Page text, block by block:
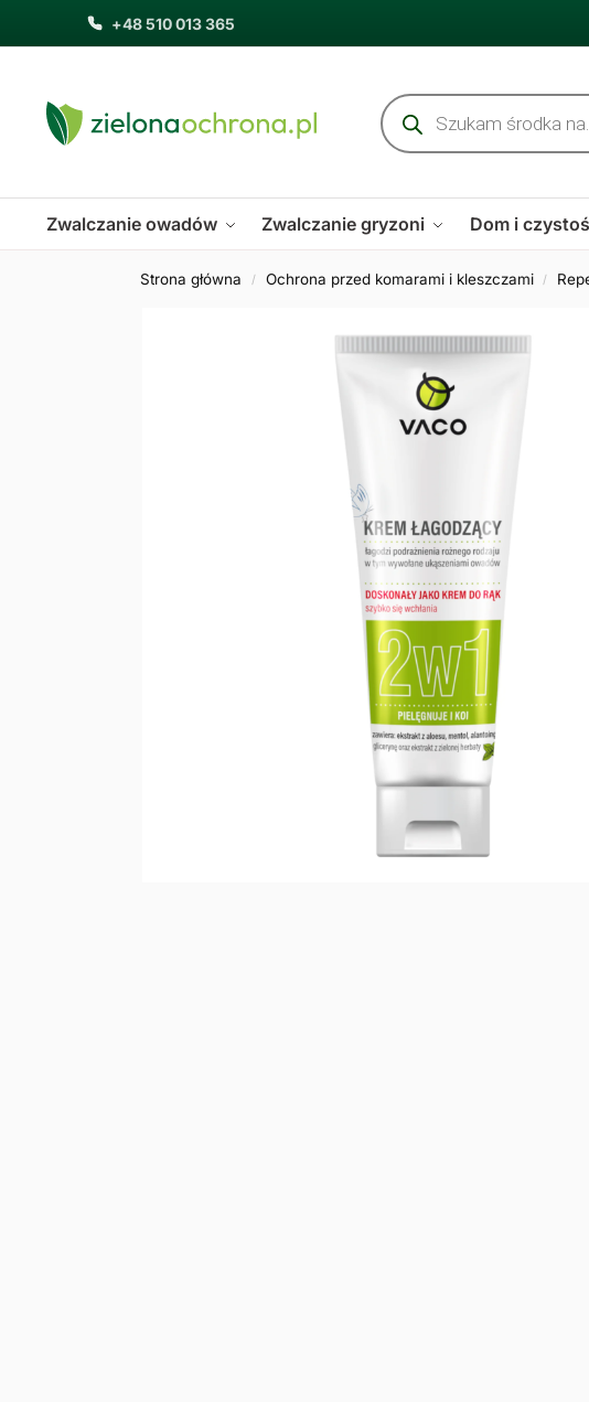
+48 510 013 365
Zwalczanie owadów Zwalczanie gryzoni Dom i
Strona główna / Ochrona przed komarami i kleszczami /